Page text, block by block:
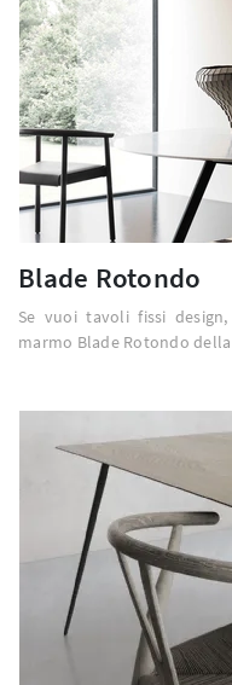
Blade Rotondo
Se vuoi tavoli fissi
marmo Blade Rotondo